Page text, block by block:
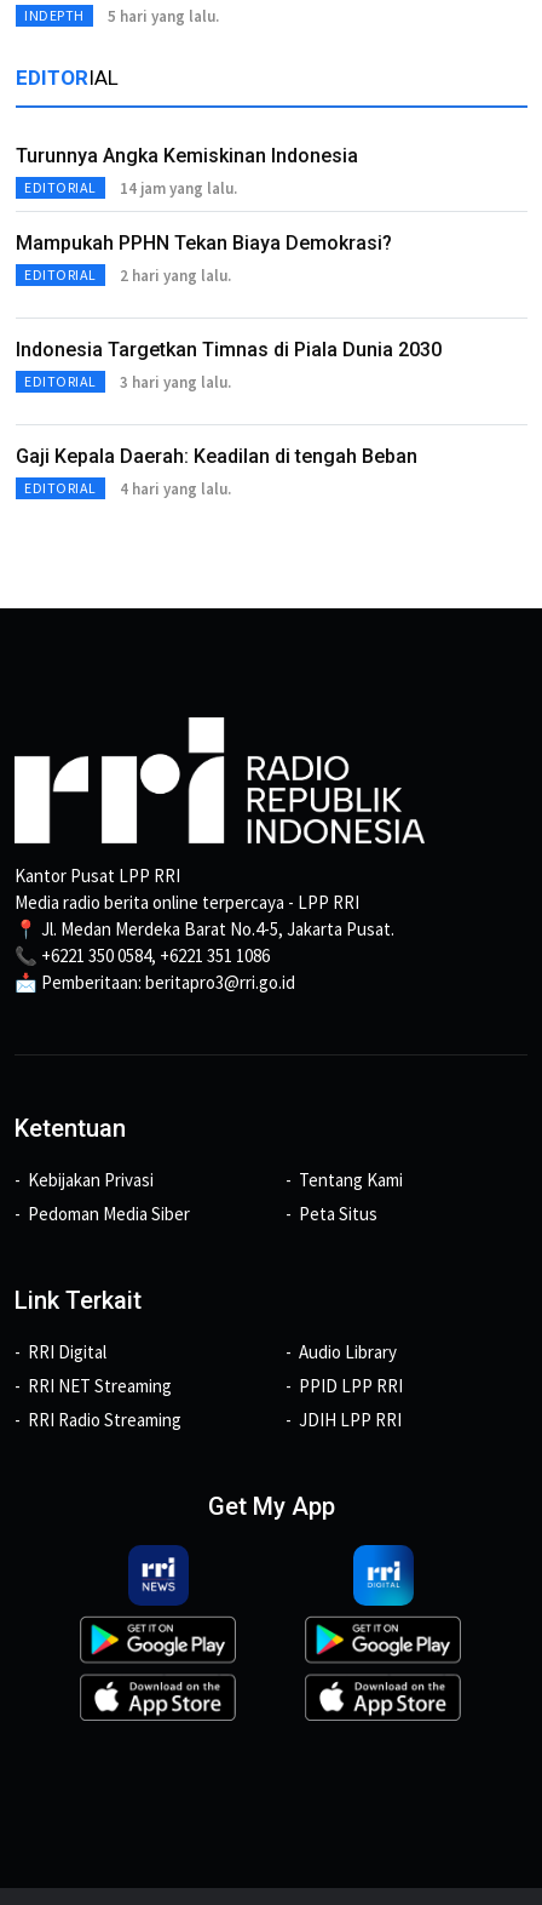
INDEPTH 5 hari yang lalu.
EDITORIAL
Turunnya Angka Kemiskinan Indonesia
EDITORIAL 14 jam yang lalu.
Mampukah PPHN Tekan Biaya Demokrasi?
EDITORIAL 2 hari yang lalu.
Indonesia Targetkan Timnas di Piala Dunia 2030
EDITORIAL 3 hari yang lalu.
Gaji Kepala Daerah: Keadilan di tengah Beban
EDITORIAL 4 hari yang lalu.
Kantor Pusat LPP RRI
Media radio berita online terpercaya - LPP RRI
📍 Jl. Medan Merdeka Barat No.4-5, Jakarta Pusat.
📞 +6221 350 0584, +6221 351 1086
📩 Pemberitaan: beritapro3@rri.go.id
Ketentuan
Kebijakan Privasi
Pedoman Media Siber
Tentang Kami
Peta Situs
Link Terkait
RRI Digital
RRI NET Streaming
RRI Radio Streaming
Audio Library
PPID LPP RRI
JDIH LPP RRI
Get My App